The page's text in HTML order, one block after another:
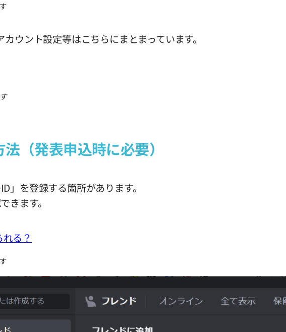
ウント設定等はこちらにまとまっています。
（発表申込時に必要）
」を登録する箇所があります。
きます。
る？